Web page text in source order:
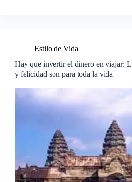
Estilo de Vida
Hay que invertir el dinero en viajar:
y felicidad son para toda la vida